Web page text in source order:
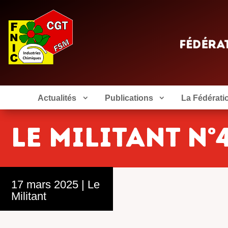
Actualités Publications La
Le Militant
17 mars 2025 | Le
Militant